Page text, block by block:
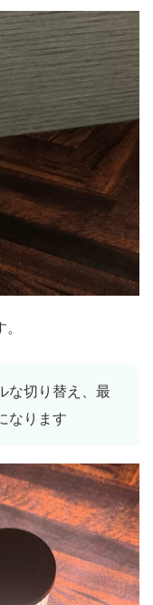
切り替え、最
なります